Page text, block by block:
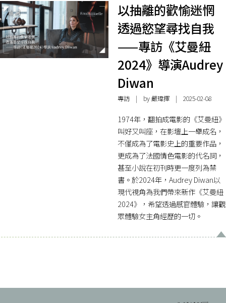
以抽離的歡愉迷惘
透過慾望尋找自我
——專訪《艾曼紐
2024》導演Audrey
Diwan
專訪| by嚴瑋擇| 2025-02-08
1974年，翻拍成電影的《艾曼紐》
叫好又叫座，在影壇上一舉成名，
不僅成為了電影史上的重要作品，
更成為了法國情色電影的代名詞，
甚至小說在初刊時更一度列為禁
書。於2024年，Audrey Diwan以
現代視角為我們帶來新作《艾曼紐
2024》，希望透過感官體驗，讓觀
眾體驗女主角經歷的一切。